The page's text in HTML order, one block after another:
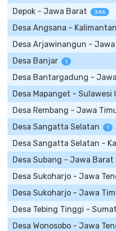
Depok - Jawa Barat 346
Desa Angsana -
Desa Arjawinangun -
Desa Banjar 1
Desa Bantargadung -
Desa Mapanget - Sulawesi
Desa Rembang - Jawa
Desa Sangatta Selatan 1
Desa Sangatta Selatan -
Desa Subang - Jawa Barat
Desa Sukoharjo - Jawa
Desa Sukoharjo - Jawa
Desa Tebing Tinggi -
Desa Wonosobo - Jawa